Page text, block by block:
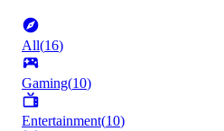
All(16)
Gaming(10)
Entertainment(10)